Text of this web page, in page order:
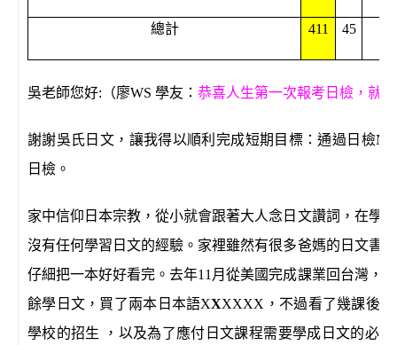
總計 411 45
吳老師您好: （廖WS 學友： 恭喜人生第一次報考日檢，就
謝謝吳氏日文，讓我得以順利完成短期目標：通過日檢
日檢。
家中信仰日本宗教，從小就會跟著大人念日文讚詞，在學
沒有任何學習日文的經驗。家裡雖然有很多爸媽的日文書
仔細把一本好好看完。去年11月從美國完成課業回台灣，
餘學日文，買了兩本日本語XXXXXX ，不過看了幾課後
學校的招生 ，以及為了應付日文課程需要學成日文的必